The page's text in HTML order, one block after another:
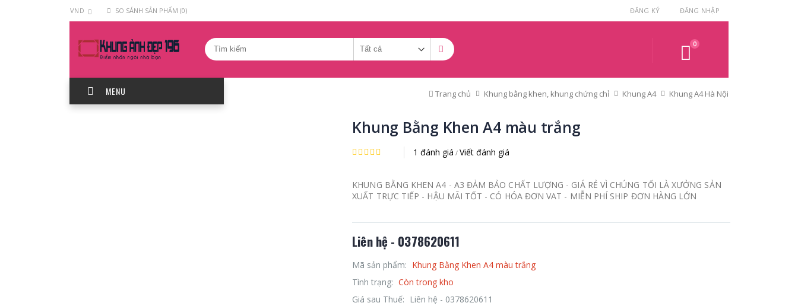
VND SO SÁNH SẢN PHẨM (0) ĐĂNG KÝ ĐĂNG NHẬP
0
MENU Trang chủ Khung bằng khen, khung chứng chỉ Khung A4 Khung A4 Hà Nội
Khung Bằng Khen A4 màu trắng
1 đánh giá /Viết đánh giá
KHUNG BẰNG KHEN A4 - A3 ĐẢM BẢO CHẤT LƯỢNG - GIÁ RẺ VÌ CHÚNG TỐI LÀ XƯỞNG SẢN
XUẤT TRỰC TIẾP - HẬU MÃI TỐT - CÓ HÓA ĐƠN VAT - MIỄN PHÍ SHIP ĐƠN HÀNG LỚN
Liên hệ - 0378620611
Mã sản phẩm: Khung Bằng Khen A4 màu trắng
Tình trạng: Còn trong kho
Giá sau Thuế:
Liên hệ - 0378620611